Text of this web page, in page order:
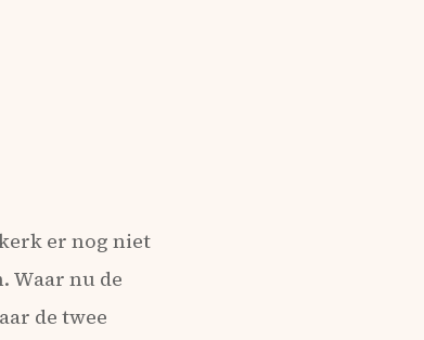
er nog niet
Waar nu de
de twee